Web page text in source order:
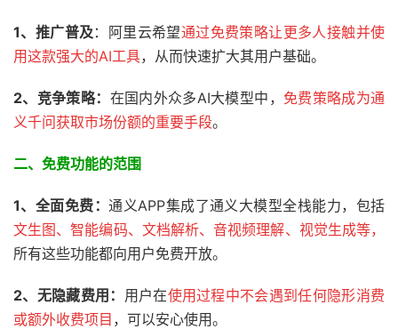
1、推广普及：阿里云希望通过免费策略让更多人接触并使
用这款强大的AI工具，从而快速扩大其用户基础。
2、 竞争策略： 在国内外众多AI大模型中， 免费策略成为通
义千问获取市场份额的重要手段。
二、免费功能的范围
1、全面免费：通义APP集成了通义大模型全栈能力，包括
文生图、智能编码、文档解析、音视频理解、视觉生成等，
所有这些功能都向用户免费开放。
2、无隐藏费用： 用户在使用过程中不会遇到任何隐形消费
或额外收费项目 ，可以安心使用。